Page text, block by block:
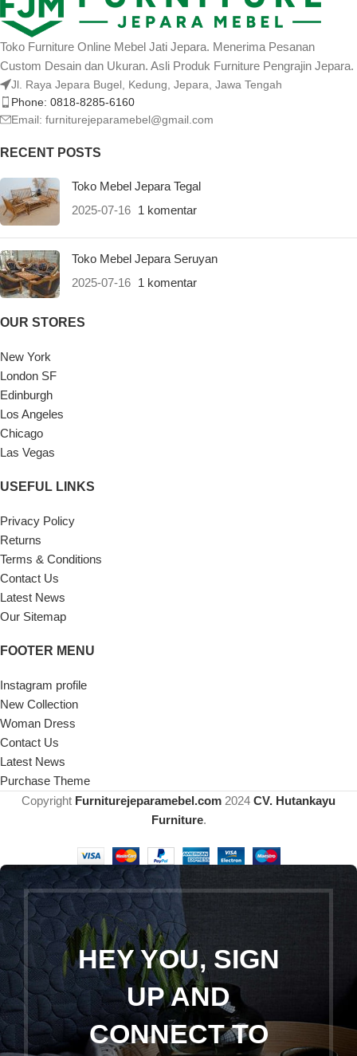
Toko Furniture Online Mebel Jati Jepara. Menerima Pesanan
Custom Desain dan Ukuran. Asli Produk Furniture Pengrajin Jepara.
Jl. Raya Jepara Bugel, Kedung, Jepara, Jawa Tengah
Phone: 0818-8285-6160
Email: furniturejeparamebel@gmail.com
RECENT POSTS
Toko Mebel Jepara Tegal
2025-07-16 1 komentar
Toko Mebel Jepara Seruyan
2025-07-16 1 komentar
OUR STORES
New York
London SF
Edinburgh
Los Angeles
Chicago
Las Vegas
USEFUL LINKS
Privacy Policy
Returns
Terms & Conditions
Contact Us
Latest News
Our Sitemap
FOOTER MENU
Instagram profile
New Collection
Woman Dress
Contact Us
Latest News
Purchase Theme
Copyright Furniturejeparamebel.com 2024 CV. Hutankayu
Furniture.
HEY YOU, SIGN
UP AND
CONNECT TO